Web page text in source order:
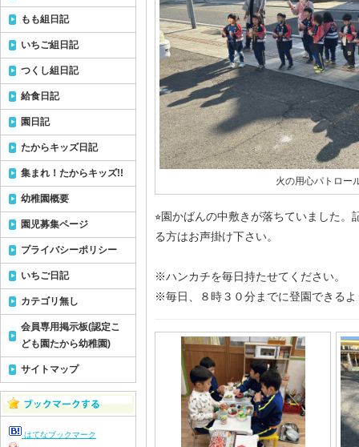
火の用心パトロー
⭐︎園かばんの中敷きが落ちていました
る方はお声掛け下さい。
※ハンカチを毎日持たせてください。
※毎日、８時３０分までに登園できる
もも組日記
いちご組日記
つくし組日記
給食日記
園日記
たからキッズ日記
集まれ！たからキッズ!!
幼稚園概要
園児募集ページ
プライバシーポリシー
いちご日記
カテゴリ無し
会員専用掲示板(認定こ
ども園たから幼稚園)
サイトマップ
はてなブックマーク